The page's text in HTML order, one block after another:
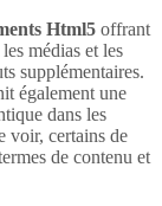
Html5 offrant
médias et les
supplémentaires.
également une
dans les
voir, certains de
de contenu et